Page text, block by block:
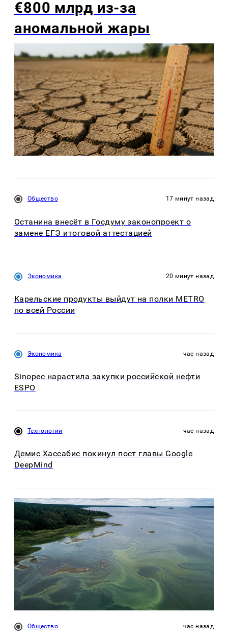
€800 млрд из-за
аномальной жары
Общество 17 минут назад
Останина внесёт в Госдуму законопроект о
замене ЕГЭ итоговой аттестацией
Экономика 20 минут назад
Карельские продукты выйдут на полки METRO
по всей России
Экономика час назад
Sinopec нарастила закупки российской нефти
ESPO
Технологии час назад
Демис Хассабис покинул пост главы Google
DeepMind
Общество час назад